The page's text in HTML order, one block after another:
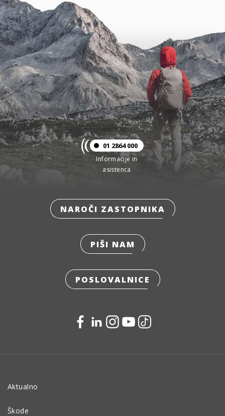
01 2864 000
Informacije in
asistenca
NAROČI ZASTOPNIKA
PIŠI NAM
POSLOVALNICE
Aktualno
Škode